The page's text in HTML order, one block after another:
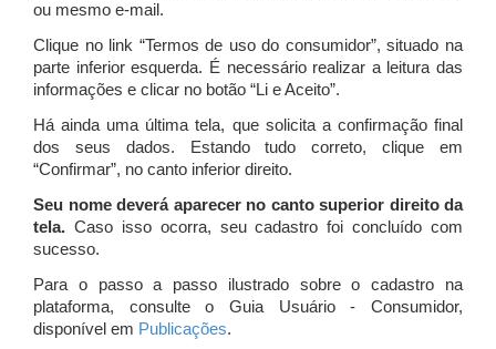
ou mesmo e-mail.
Clique no link “Termos de uso do consumidor”, situado na
parte inferior esquerda. É necessário realizar a leitura das
informações e clicar no botão “Li e Aceito”.
Há ainda uma última tela, que solicita a confirmação final
dos seus dados. Estando tudo correto, clique em
“Confirmar”, no canto inferior direito.
Seu nome deverá aparecer no canto superior direito da
tela. Caso isso ocorra, seu cadastro foi concluído com
sucesso.
Para o passo a passo ilustrado sobre o cadastro na
plataforma, consulte o Guia Usuário - Consumidor,
disponível em Publicações.